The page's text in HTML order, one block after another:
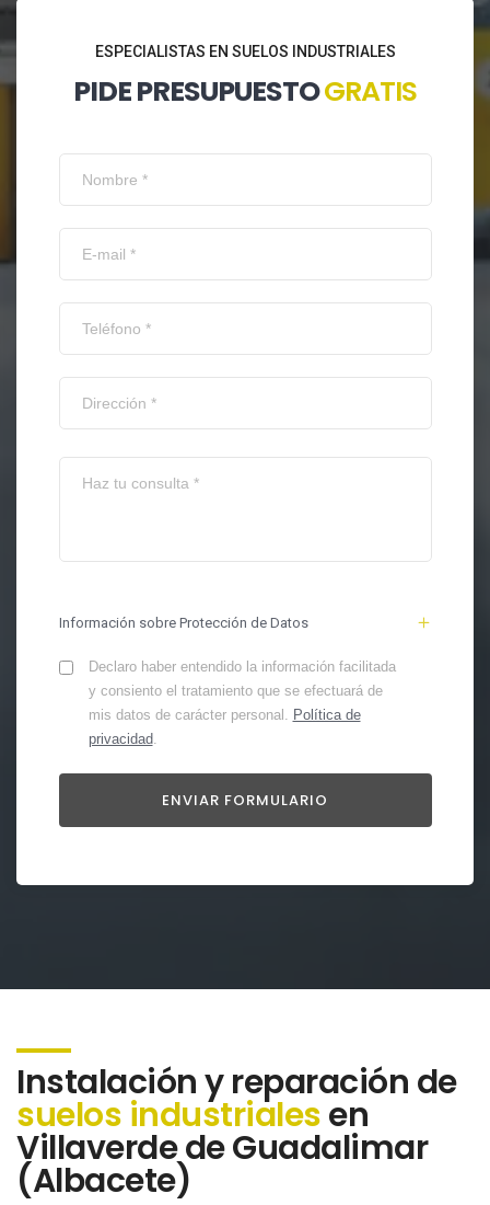
ESPECIALISTAS EN SUELOS INDUSTRIALES
PIDE PRESUPUESTOGRATIS
Información sobre Protección de Datos
Declaro haber entendido la información facilitada
y consiento el tratamiento que se efectuará de
mis datos de carácter personal. Política de
privacidad.
Instalación y reparación de
suelos industrialesen
Villaverde de Guadalimar
(Albacete)